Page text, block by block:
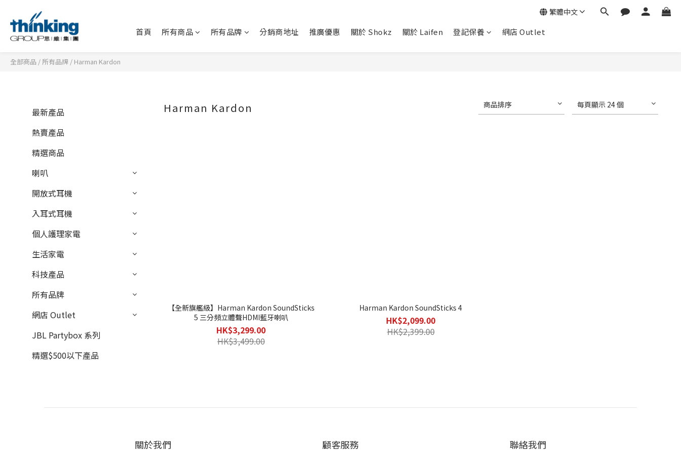
首頁 所有商品 所有品牌 分銷商地址 推廣優惠 關於 Shokz 關於 Laifen 登記保養 網店 Outlet
繁體中文
全部商品 / 所有品牌 / Harman Kardon
最新產品
熱賣產品
精選商品
喇叭
開放式耳機
入耳式耳機
個人護理家電
生活家電
科技產品
所有品牌
網店 Outlet
JBL Partybox 系列
精選$500以下產品
Harman Kardon 商品排序 每頁顯示 24 個
【全新旗艦級】Harman Kardon SoundSticks
5 三分頻立體聲HDMI藍牙喇叭
HK$3,299.00
HK$3,499.00
Harman Kardon SoundSticks 4
HK$2,099.00
HK$2,399.00
關於我們 顧客服務 聯絡我們